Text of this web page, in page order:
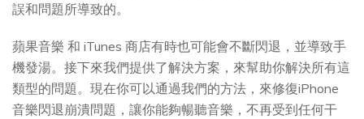
誤和問題所導致的。
蘋果音樂 和 iTunes 商店有時也可能會不斷閃退，並導致手
機發湯。接下來我們提供了解決方案，來幫助你解決所有這
類型的問題。現在你可以通過我們的方法，來修復iPhone
音樂閃退崩潰問題，讓你能夠暢聽音樂，不再受到任何干